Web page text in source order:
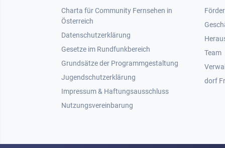
Footer 1
Charta für Community Fernsehen in
Österreich
Datenschutzerklärung
Gesetze im Rundfunkbereich
Grundsätze der Programmgestaltung
Jugendschutzerklärung
Impressum & Haftungsausschluss
Nutzungsvereinbarung
Team
dorf